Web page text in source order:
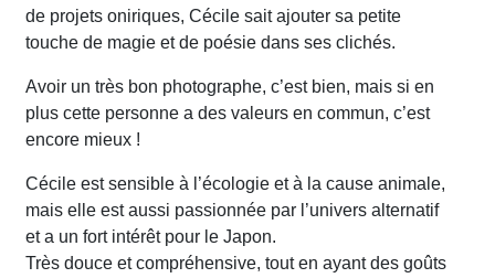
de projets oniriques, Cécile sait ajouter sa petite
touche de magie et de poésie dans ses clichés.
Avoir un très bon photographe, c’est bien, mais si en
plus cette personne a des valeurs en commun, c’est
encore mieux !
Cécile est sensible à l’écologie et à la cause animale,
mais elle est aussi passionnée par l’univers alternatif
et a un fort intérêt pour le Japon.
Très douce et compréhensive, tout en ayant des goûts